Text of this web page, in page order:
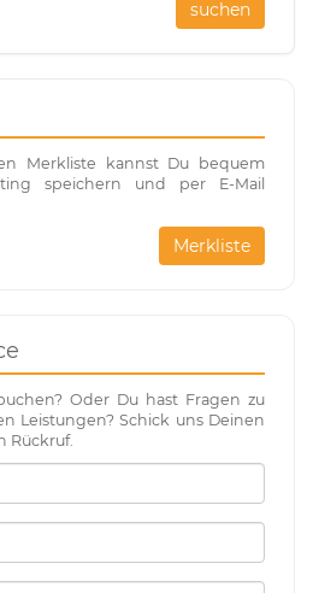
suchen
Merkliste kannst Du bequem
speichern und per E-Mail
Merkliste
Oder Du hast Fragen zu
Leistungen? Schick uns Deinen
Rückruf.